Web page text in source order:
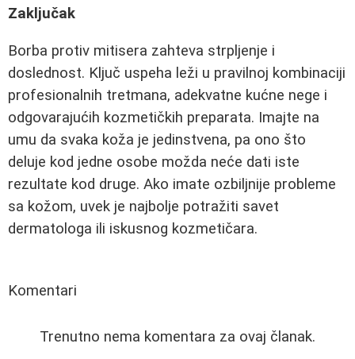
Zaključak
Borba protiv mitisera zahteva strpljenje i
doslednost. Ključ uspeha leži u pravilnoj kombinaciji
profesionalnih tretmana, adekvatne kućne nege i
odgovarajućih kozmetičkih preparata. Imajte na
umu da svaka koža je jedinstvena, pa ono što
deluje kod jedne osobe možda neće dati iste
rezultate kod druge. Ako imate ozbiljnije probleme
sa kožom, uvek je najbolje potražiti savet
dermatologa ili iskusnog kozmetičara.
Komentari
Trenutno nema komentara za ovaj članak.